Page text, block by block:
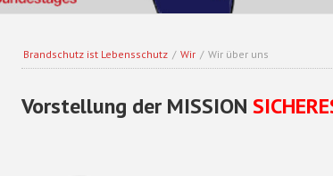
Brandschutz ist Lebensschutz / Wir / Wir über uns
Vorstellung der MISSION